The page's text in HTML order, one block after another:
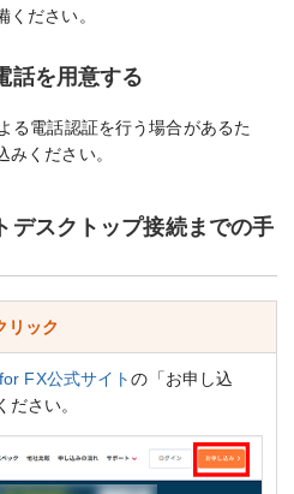
ださい。
話を用意する
る電話認証を行う場合があるた
ください。
デスクトップ接続までの手
リック
FX公式サイトの「お申し込
さい。